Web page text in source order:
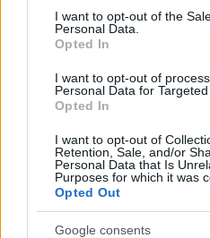
consent section.
I want to opt-out of the
Personal Data.
Opted In
I want to opt-out of
Personal Data for Targeted
Opted In
I want to opt-out of
Retention, Sale, and/or
Personal Data that Is
Purposes for which it was
Opted Out
Google consents
Κοινή επιστολή
χωρών για μη άμεση
Ρεπορτάζ του Politico για
Ευρωπαϊκή Επιτροπή για
09.07.2026 15:18